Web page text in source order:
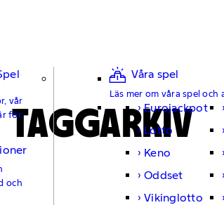
vår
för.
och
Våra spel
Läs mer om våra spel och
Eurojackpot
Lotto
Keno
Oddset
Vikinglotto
TAGGARKIV